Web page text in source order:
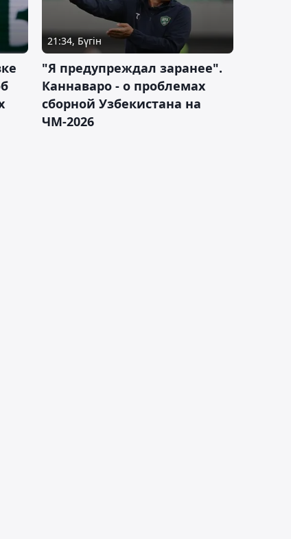
21:34, Бүгін
"Я предупреждал заранее".
Каннаваро - о проблемах
сборной Узбекистана на
ЧМ-2026